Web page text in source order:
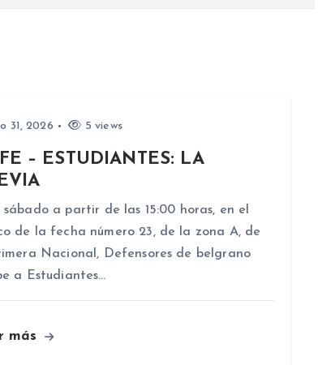
31, 2026 5 views
– ESTUDIANTES: LA
sábado a partir de las 15:00 horas, en el
de la fecha número 23, de la zona A, de
Nacional, Defensores de belgrano
a Estudiantes…
más